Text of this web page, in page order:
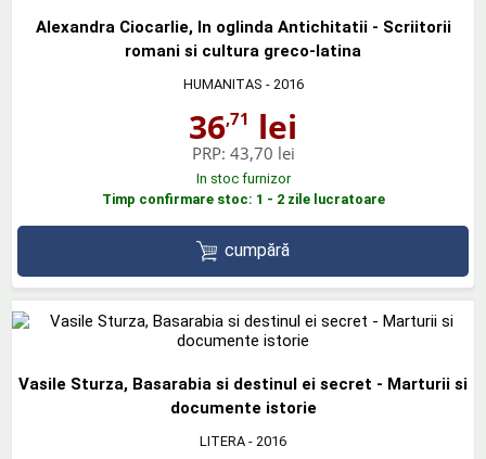
Alexandra Ciocarlie, In oglinda Antichitatii - Scriitorii
romani si cultura greco-latina
HUMANITAS - 2016
36,71 lei
PRP: 43,70 lei
In stoc furnizor
Timp confirmare stoc: 1 - 2 zile lucratoare
cumpără
Vasile Sturza, Basarabia si destinul ei secret - Marturii si
documente istorie
LITERA - 2016